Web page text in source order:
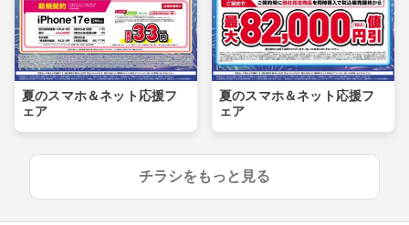
夏のスマホ＆ネット応援フ
ェア
夏のスマホ＆ネット応援フ
ェア
チラシをもっと見る